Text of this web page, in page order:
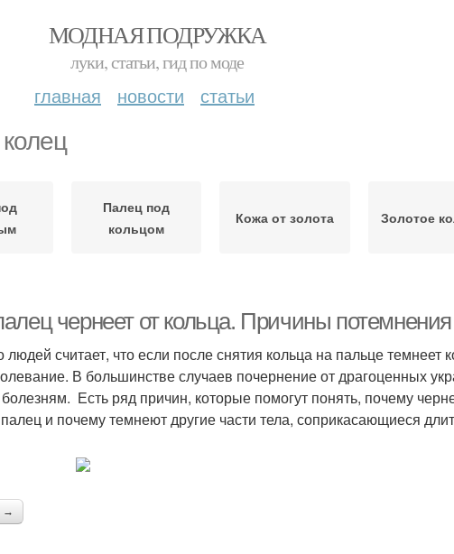
МОДНАЯ ПОДРУЖКА
луки, статьи, гид по моде
главная новости статьи
Палец под
кольцом
Кожа от золота Золотое
чернеет от кольца. Причины потемнения
считает, что если после снятия кольца на пальце темнеет
В большинстве случаев почернение от драгоценных
Есть ряд причин, которые помогут понять, почему
и почему темнеют другие части тела, соприкасающиеся
→